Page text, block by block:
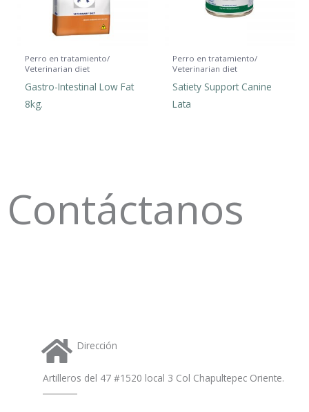
Perro en tratamiento/
Veterinarian diet
Gastro-Intestinal Low Fat
8kg.
Perro en tratamiento/
Veterinarian diet
Satiety Support Canine
Lata
Contáctanos
Dirección
Artilleros del 47 #1520 local 3 Col Chapultepec Oriente.